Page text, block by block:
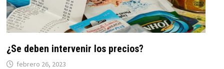
¿Se deben intervenir los precios?
febrero 26, 2023